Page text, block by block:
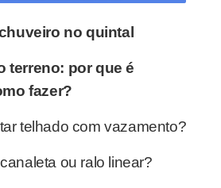
no quintal
terreno: por que é
fazer?
telhado com vazamento?
ou ralo linear?